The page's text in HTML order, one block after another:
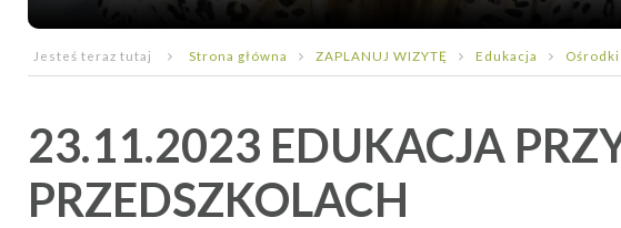
Jesteś teraz tutaj Strona główna ZAPLANUJ WIZYTĘ Edukacja
23.11.2023 EDUKACJA
PRZEDSZKOLACH